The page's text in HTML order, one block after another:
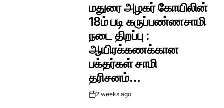
மதுரை அழகர் கோயிலின்
18ம் படி கருப்பண்ணசாமி
நடை திறப்பு :
ஆயிரக்கணக்கான
பக்தர்கள் சாமி
தரிசனம்…
Post2 weeks ago